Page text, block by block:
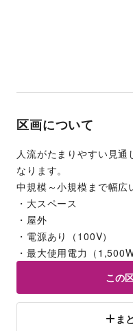
区画について
人流がたまりやすい見通
なります。
中規模～小規模まで幅広
・大スペース
・屋外
・電源あり（100V）
・最大使用電力（
この
ま